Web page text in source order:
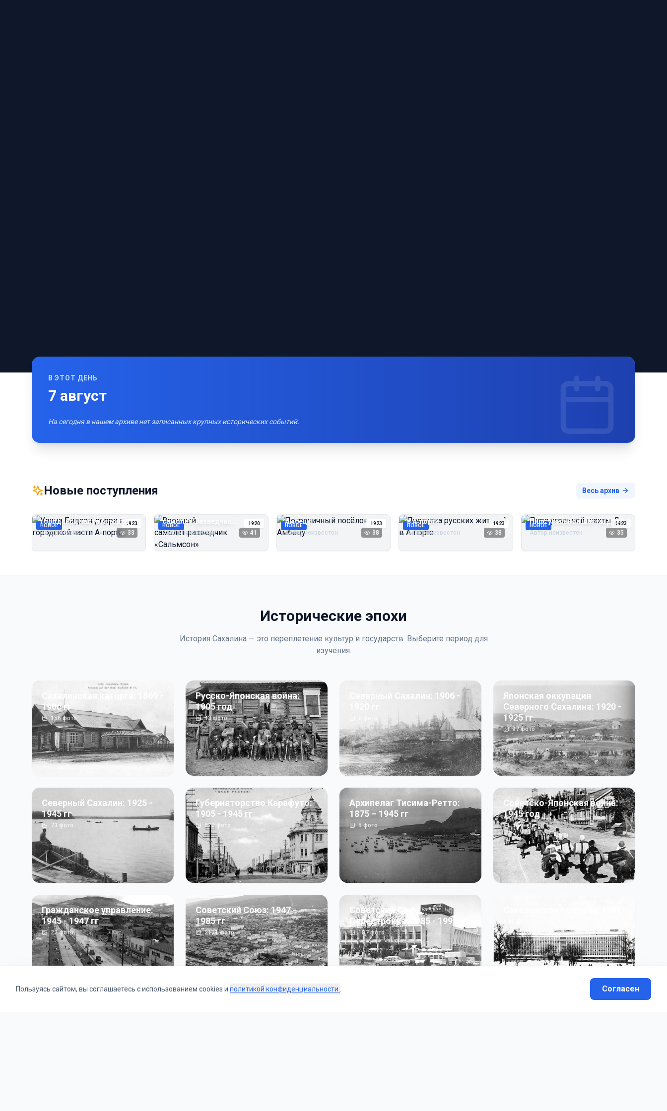
В ЭТОТ ДЕНЬ
7 август
На сегодня в нашем архиве нет записанных крупных исторических событий.
Новые поступления Весь архив
НОВОЕ 1923
Улица Бидзэн‑дорри в
городской части А‑порта
Автор неизвестен 33
НОВОЕ 1920
Военный
самолёт‑разведчик
«Сальмсон»
Автор неизвестен 41
НОВОЕ 1923
Пограничный посёлок
Амбецу
Автор неизвестен 38
НОВОЕ 1923
Прогулка русских жителей
в А‑порте
Автор неизвестен 38
НОВОЕ 1923
Пирс угольной шахты Дуэ
Автор неизвестен 35
Исторические эпохи
История Сахалина — это переплетение культур и государств. Выберите период для
изучения.
Сахалинская каторга: 1869 -
1906 гг
156фото
Русско-Японская война:
1905 год
43фото
Северный Сахалин: 1906 -
Японская оккупация
Северного Сахалина: 1920 -
1925 гг
97фото
Северный Сахалин: 1925 -
1945 гг
73 фото
Губернаторство Карафуто:
1905 - 1945 гг
820фото
Архипелаг Тисима-Ретто:
1875 – 1945 гг
5фото
Советско-Японская война:
1945 год
50фото
Гражданское управление:
1945 - 1947 гг
22фото
Советский Союз: 1947 -
1985 гг
2121фото
Советский Союз.
Перестройка: 1985 - 1991 гг
187фото 13фото
Пользуясь сайтом, вы соглашаетесь с использованием cookies и политикой конфиденциальности. Согласен